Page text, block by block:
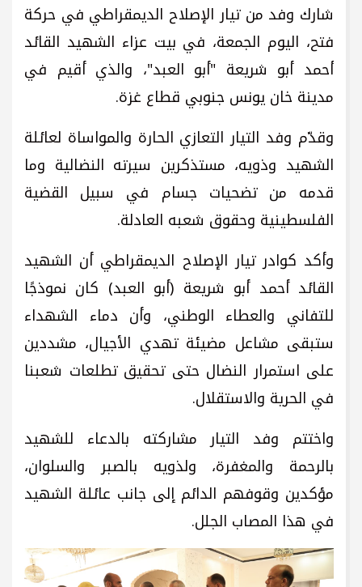
شارك وفد من تيار الإصلاح الديمقراطي في حركة
فتح، اليوم الجمعة، في بيت عزاء الشهيد القائد
أحمد أبو شريعة "أبو العبد"، والذي أقيم في
مدينة خان يونس جنوبي قطاع غزة.
وقدّم وفد التيار التعازي الحارة والمواساة لعائلة
الشهيد وذويه، مستذكرين سيرته النضالية وما
قدمه من تضحيات جسام في سبيل القضية
الفلسطينية وحقوق شعبه العادلة.
وأكد كوادر تيار الإصلاح الديمقراطي أن الشهيد
القائد أحمد أبو شريعة (أبو العبد) كان نموذجًا
للتفاني والعطاء الوطني، وأن دماء الشهداء
ستبقى مشاعل مضيئة تهدي الأجيال، مشددين
على استمرار النضال حتى تحقيق تطلعات شعبنا
في الحرية والاستقلال.
واختتم وفد التيار مشاركته بالدعاء للشهيد
بالرحمة والمغفرة، ولذويه بالصبر والسلوان،
مؤكدين وقوفهم الدائم إلى جانب عائلة الشهيد
في هذا المصاب الجلل.